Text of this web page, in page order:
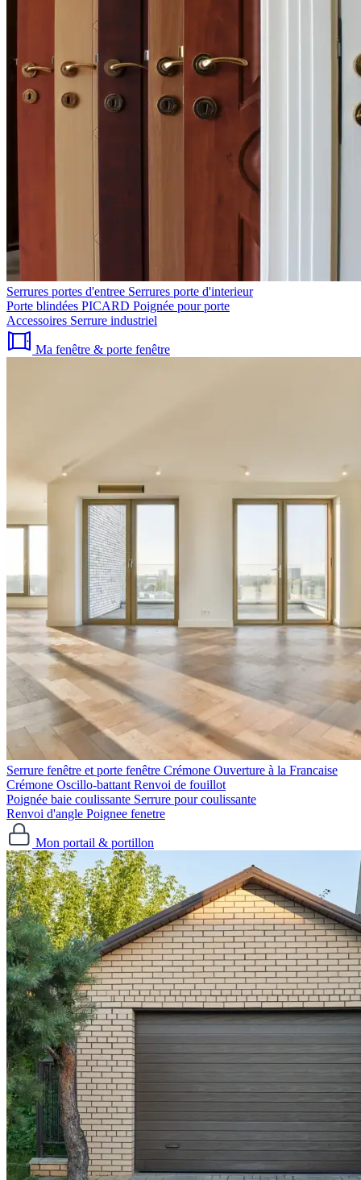
Serrures portes d'entree Serrures porte d'interieur
Porte blindées PICARD Poignée pour porte
Accessoires Serrure industriel
Ma fenêtre & porte fenêtre
Serrure fenêtre et porte fenêtre
Crémone Ouverture à la Francaise
Crémone Oscillo-battant Renvoi de fouillot
Poignée baie coulissante Serrure pour coulissante
Renvoi d'angle Poignee fenetre
Mon portail & portillon